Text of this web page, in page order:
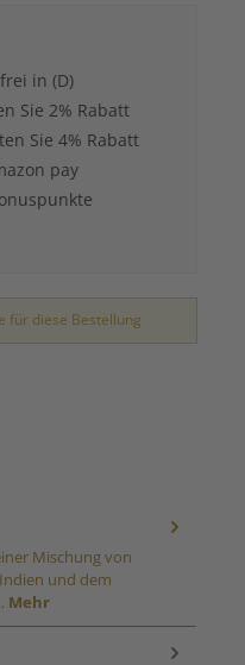
in (D)
Sie 2% Rabatt
Sie 4% Rabatt
pay
für diese Bestellung
Mischung von
und dem
Mehr